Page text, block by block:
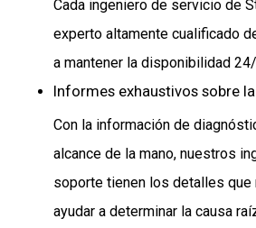
Cada ingeniero de servicio de
experto altamente cualificado
a mantener la disponibilidad
Informes exhaustivos sobre
Con la información de
alcance de la mano, nuestros
soporte tienen los detalles que
ayudar a determinar la causa